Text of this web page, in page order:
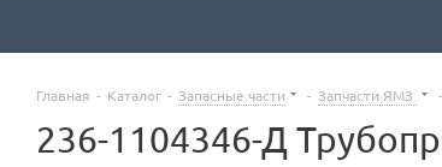
Главная - Каталог - Запасные части - Запчасти ЯМЗ -
236-1104346-Д